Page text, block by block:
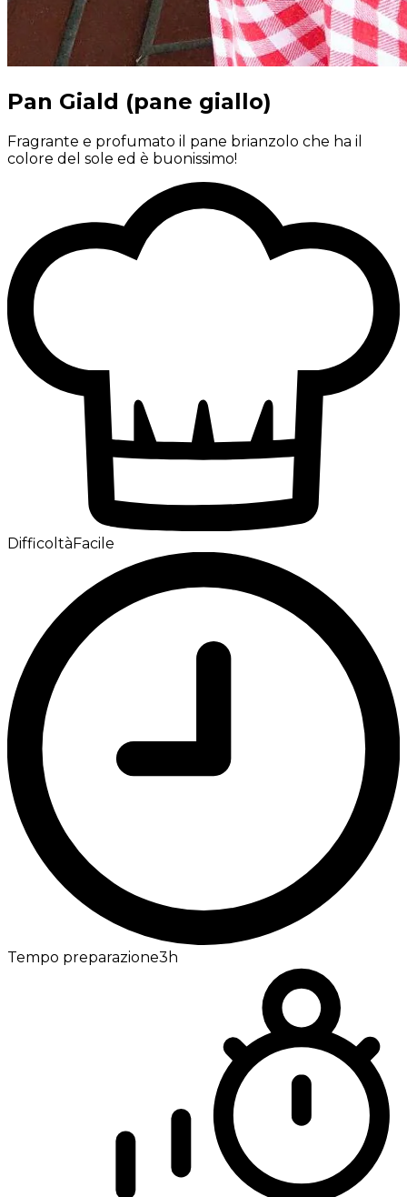
Pan Giald (pane giallo)
Fragrante e profumato il pane brianzolo che ha il
colore del sole ed è buonissimo!
DifficoltàFacile
Tempo preparazione3h